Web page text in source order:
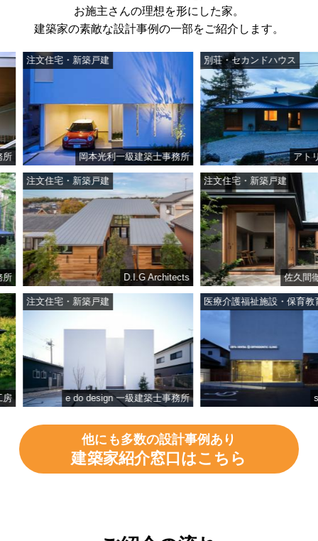
お施主さんの理想を形にした家。
建築家の素敵な設計事例の一部をご紹介します。
注文住宅・新築戸建
岡本光利一級建築士事務所
別荘・セカンドハウス
アトリエ・
注文住宅・新築戸建
D.I.G Architects
注文住宅・新築戸建
佐久間徹設計
注文住宅・新築戸建
e do design 一級建築士事務所
医療介護福祉施設・保育教育施設
他にも多数の設計事例あり
建築家紹介窓口はこちら